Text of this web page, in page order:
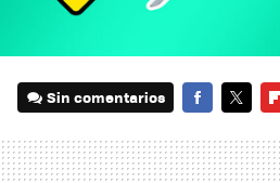
Sin comentarios